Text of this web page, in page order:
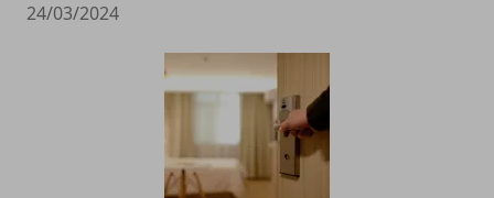
24/03/2024